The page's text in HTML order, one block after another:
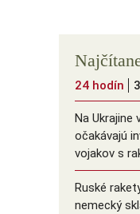
24 hodín
Na Ukrajine
očakávajú
vojakov s
Ruské
nemecký